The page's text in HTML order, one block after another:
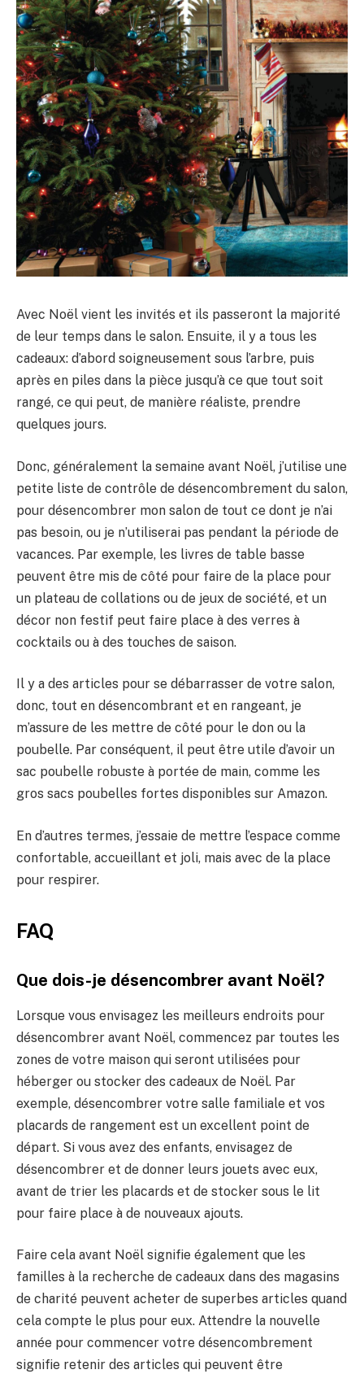
Avec Noël vient les invités et ils passeront la majorité
de leur temps dans le salon. Ensuite, il y a tous les
cadeaux: d’abord soigneusement sous l’arbre, puis
après en piles dans la pièce jusqu’à ce que tout soit
rangé, ce qui peut, de manière réaliste, prendre
quelques jours.
Donc, généralement la semaine avant Noël, j’utilise une
petite liste de contrôle de désencombrement du salon,
pour désencombrer mon salon de tout ce dont je n’ai
pas besoin, ou je n’utiliserai pas pendant la période de
vacances. Par exemple, les livres de table basse
peuvent être mis de côté pour faire de la place pour
un plateau de collations ou de jeux de société, et un
décor non festif peut faire place à des verres à
cocktails ou à des touches de saison.
Il y a des articles pour se débarrasser de votre salon,
donc, tout en désencombrant et en rangeant, je
m’assure de les mettre de côté pour le don ou la
poubelle. Par conséquent, il peut être utile d’avoir un
sac poubelle robuste à portée de main, comme les
gros sacs poubelles fortes disponibles sur Amazon.
En d’autres termes, j’essaie de mettre l’espace comme
confortable, accueillant et joli, mais avec de la place
pour respirer.
FAQ
Que dois-je désencombrer avant Noël?
Lorsque vous envisagez les meilleurs endroits pour
désencombrer avant Noël, commencez par toutes les
zones de votre maison qui seront utilisées pour
héberger ou stocker des cadeaux de Noël. Par
exemple, désencombrer votre salle familiale et vos
placards de rangement est un excellent point de
départ. Si vous avez des enfants, envisagez de
désencombrer et de donner leurs jouets avec eux,
avant de trier les placards et de stocker sous le lit
pour faire place à de nouveaux ajouts.
Faire cela avant Noël signifie également que les
familles à la recherche de cadeaux dans des magasins
de charité peuvent acheter de superbes articles quand
cela compte le plus pour eux. Attendre la nouvelle
année pour commencer votre désencombrement
signifie retenir des articles qui peuvent être